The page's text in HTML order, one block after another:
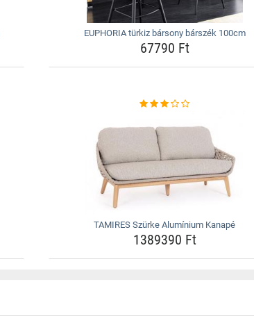
EUPHORIA türkiz bársony bárszék 100cm
67790 Ft
TAMIRES Szürke Alumínium Kanapé
1389390 Ft